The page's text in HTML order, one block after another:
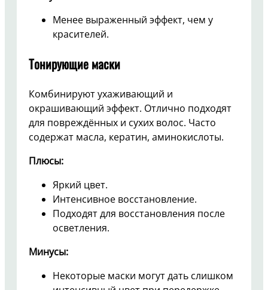
Менее выраженный эффект, чем у
красителей.
Тонирующие маски
Комбинируют ухаживающий и
окрашивающий эффект. Отлично подходят
для повреждённых и сухих волос. Часто
содержат масла, кератин, аминокислоты.
Плюсы:
Яркий цвет.
Интенсивное восстановление.
Подходят для восстановления после
осветления.
Минусы:
Некоторые маски могут дать слишком